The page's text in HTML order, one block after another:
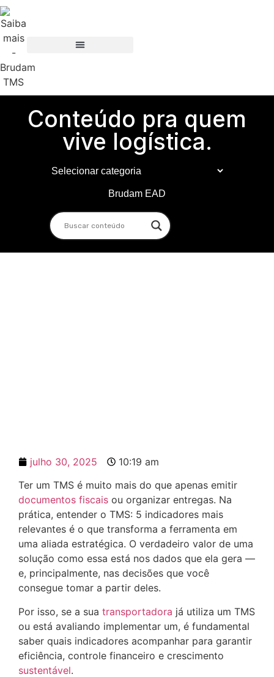
Conteúdo pra quem
vive logística.
Brudam EAD
julho 30, 2025
10:19 am
Ter um TMS é muito mais do que apenas emitir
documentos fiscais ou organizar entregas. Na
prática, entender o TMS: 5 indicadores mais
relevantes é o que transforma a ferramenta em
uma aliada estratégica. O verdadeiro valor de uma
solução como essa está nos dados que ela gera —
e, principalmente, nas decisões que você
consegue tomar a partir deles.
Por isso, se a sua transportadora já utiliza um TMS
ou está avaliando implementar um, é fundamental
saber quais indicadores acompanhar para garantir
eficiência, controle financeiro e crescimento
sustentável.